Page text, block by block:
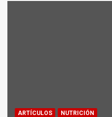
ARTÍCULOS NUTRICIÓN